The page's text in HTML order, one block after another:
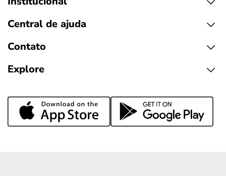
Central de ajuda
Contato
Explore